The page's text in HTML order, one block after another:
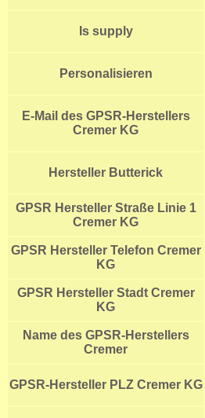
Is supply
Personalisieren
E-Mail des GPSR-Herstellers
Cremer KG
Hersteller Butterick
GPSR Hersteller Straße Linie 1
Cremer KG
GPSR Hersteller Telefon Cremer
KG
GPSR Hersteller Stadt Cremer
KG
Name des GPSR-Herstellers
Cremer
GPSR-Hersteller PLZ Cremer KG